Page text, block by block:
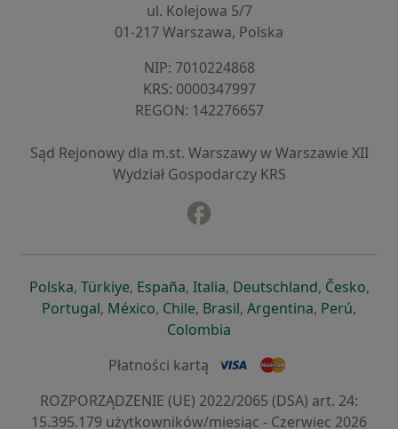
ul. Kolejowa 5/7
01-217 Warszawa, Polska
NIP: ⁠7010224868
KRS: ⁠0000347997
REGON: ⁠142276657
Sąd Rejonowy dla m.st. Warszawy w Warszawie XII
Wydział Gospodarczy KRS
Polskaotwiera się w nowej karcie
, Türkiyeotwiera się w nowej karcie
, Españaotwiera się w nowej karcie
, Italiaotwiera się w nowej
, Deutschlandotwiera się
, Česko,
Portugalotwiera się w nowej karcie
, Méxicootwiera się w nowej karcie
, Chileotwiera się w nowej karcie
, Brasilotwiera się w nowej
, Argentinaotwiera się
, Perú,
Colombia
Płatności kartą
ROZPORZĄDZENIE (UE) 2022/2065 (DSA) art. 24:
15.395.179 użytkowników/miesiąc - Czerwiec 2026